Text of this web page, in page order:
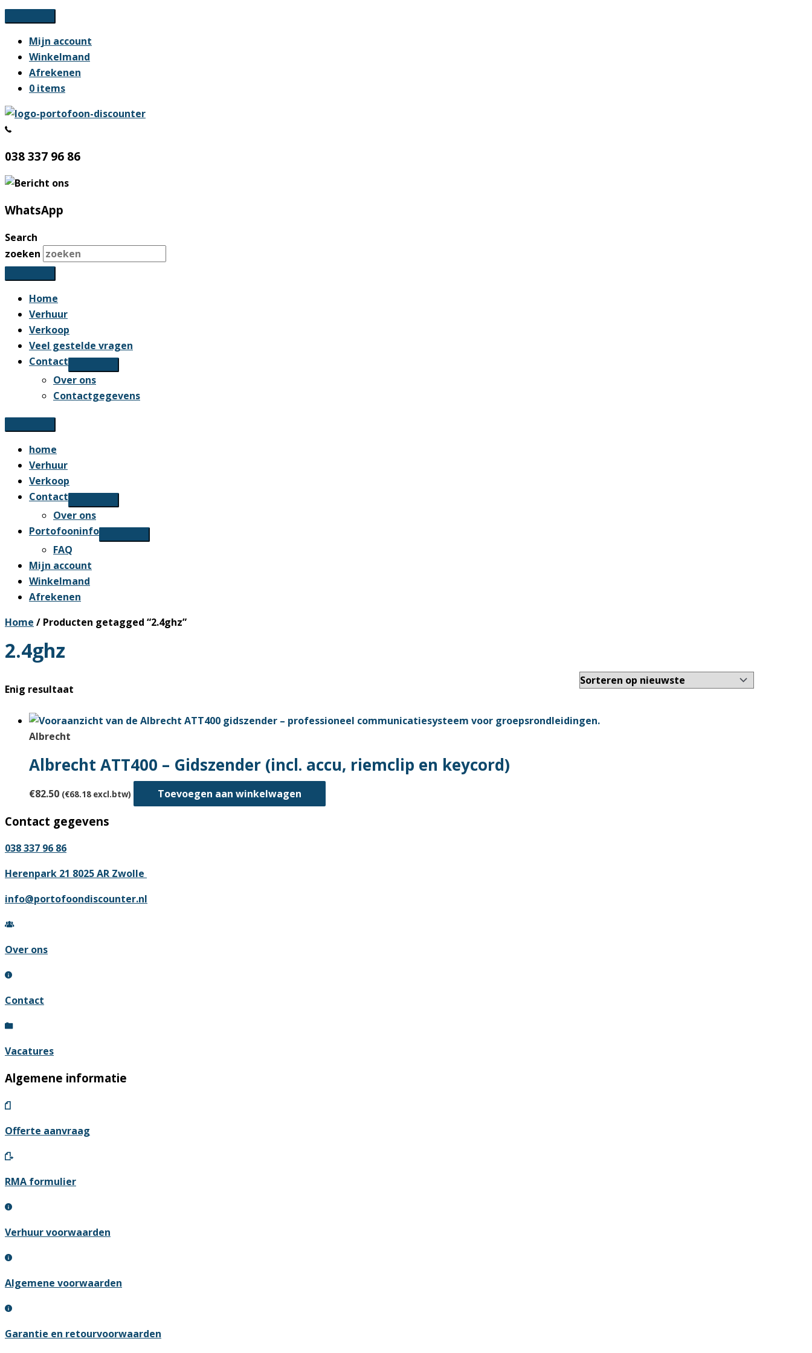
Ga
naar
inhoud
Mijn account
Winkelmand
Afrekenen
0 items
038 337 96 86
WhatsApp
Search
zoeken
Home
Verhuur
Verkoop
Veel gestelde vragen
Contact
Over ons
Contactgegevens
home
Verhuur
Verkoop
Contact
Over ons
Portofooninfo
FAQ
Mijn account
Winkelmand
Afrekenen
Home / Producten getagged “2.4ghz”
2.4ghz
Enig resultaat
Albrecht
Albrecht ATT400 – Gidszender (incl. accu, riemclip en keycord)
€82.50 (€68.18 excl.btw) Toevoegen aan winkelwagen
Contact gegevens
038 337 96 86
Herenpark 21 8025 AR Zwolle
info@portofoondiscounter.nl
Over ons
Contact
Vacatures
Algemene informatie
Offerte aanvraag
RMA formulier
Verhuur voorwaarden
Algemene voorwaarden
Garantie en retourvoorwaarden